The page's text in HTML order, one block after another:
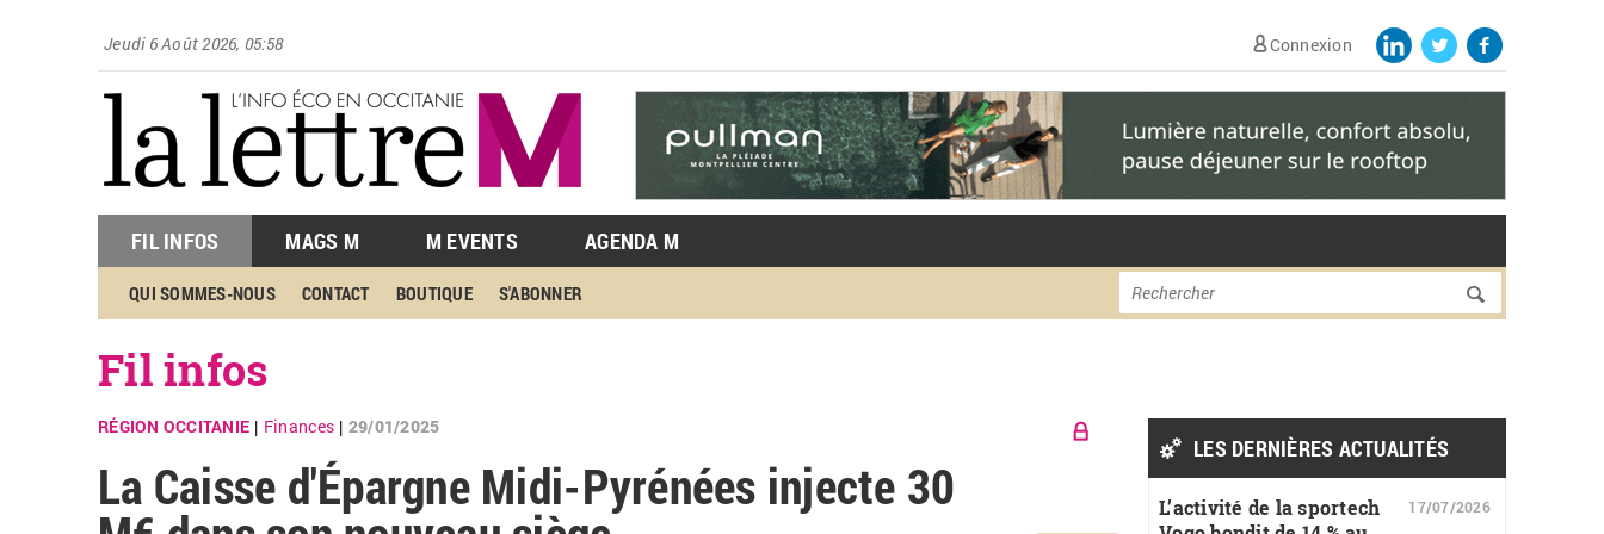
Jeudi 6 Août 2026, 05:58 Connexion
FIL INFOS MAGS M M EVENTS AGENDA M
QUI SOMMES-NOUS CONTACT BOUTIQUE S'ABONNER Formulaire de
Rechercher
Fil infos
RÉGION OCCITANIE Finances 29/01/2025
La Caisse d'Épargne Midi-Pyrénées injecte 30
LES DERNIÈRES ACTUALITÉS
L’activité de la sportech
17/07/2026